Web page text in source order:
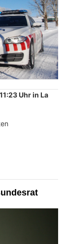
Uhr in La